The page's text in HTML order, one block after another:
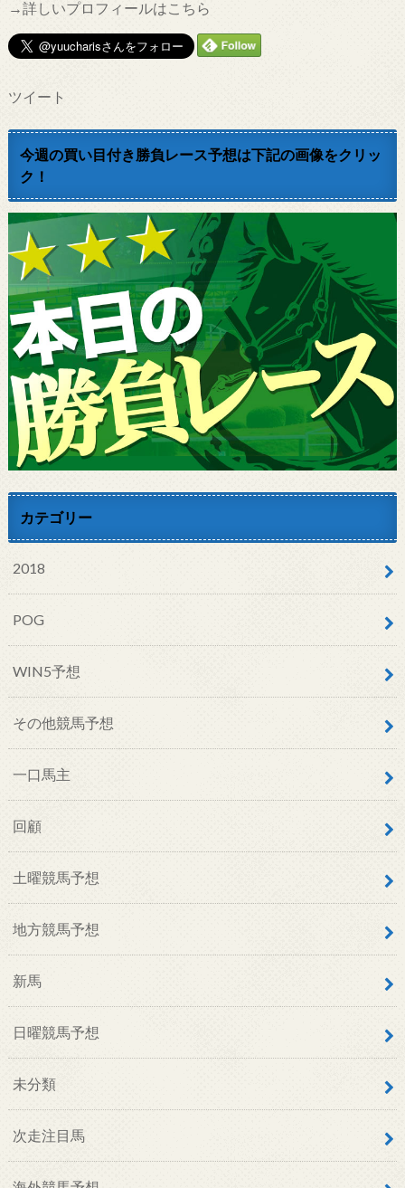
→詳しいプロフィールはこちら
ツイート
今週の買い目付き勝負レース予想は下記の画像をクリッ
ク！
カテゴリー
2018
POG
WIN5予想
その他競馬予想
一口馬主
回顧
土曜競馬予想
地方競馬予想
新馬
日曜競馬予想
未分類
次走注目馬